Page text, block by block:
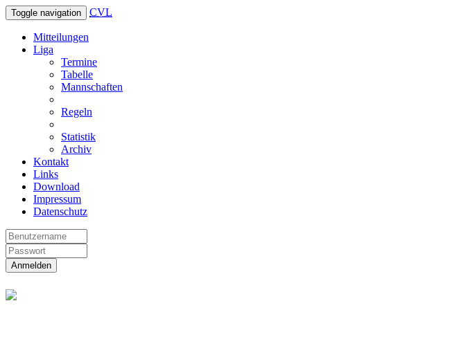
Toggle navigation CVL
Mitteilungen
Liga
Termine
Tabelle
Mannschaften
Regeln
Statistik
Archiv
Kontakt
Links
Download
Impressum
Datenschutz
Anmelden